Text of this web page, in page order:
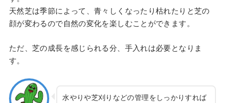
天然芝は季節によって、青々しくなったり枯れたりと芝の
顔が変わるので自然の変化を楽しむことができます。
ただ、芝の成長を感じられる分、手入れは必要となりま
す。
水やりや芝刈りなどの管理をしっかりすれば